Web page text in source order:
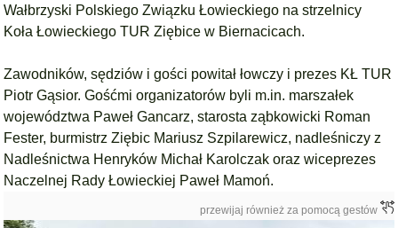
Wałbrzyski Polskiego Związku Łowieckiego na strzelnicy
Koła Łowieckiego TUR Ziębice w Biernacicach.
Zawodników, sędziów i gości powitał łowczy i prezes KŁ TUR
Piotr Gąsior. Gośćmi organizatorów byli m.in. marszałek
województwa Paweł Gancarz, starosta ząbkowicki Roman
Fester, burmistrz Ziębic Mariusz Szpilarewicz, nadleśniczy z
Nadleśnictwa Henryków Michał Karolczak oraz wiceprezes
Naczelnej Rady Łowieckiej Paweł Mamoń.
przewijaj również za pomocą gestów